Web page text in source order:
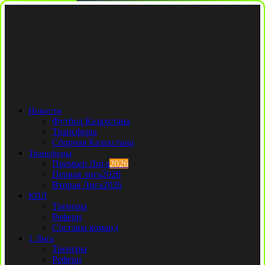
Новости
Футбол Казахстана
Трансферы
Сборная Казахстана
Трансферы
Премьер Лига2026
Первая лига2026
Вторая Лига2026
КПЛ
Тренеры
Рефери
Составы команд
1 Лига
Тренеры
Рефери